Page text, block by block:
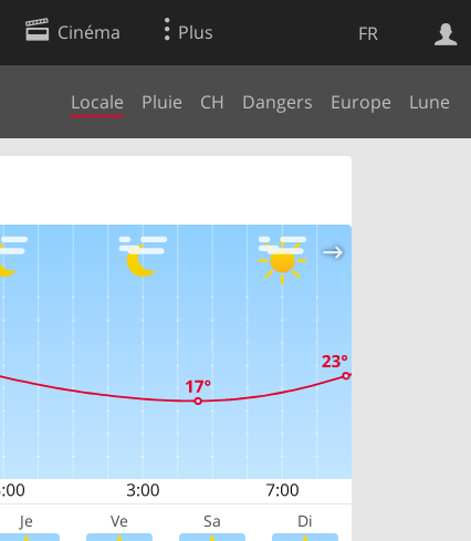
FR
Cinéma Plus
Locale Pluie CH Dangers Europe Lune
Je Ve Sa Di
Web